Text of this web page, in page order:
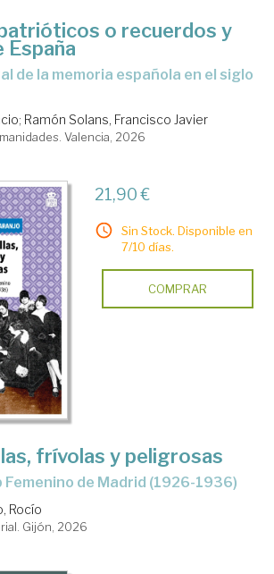
o recuerdos y
España
; Ramón Solans, Francisco Javier
Valencia, 2026
21,90 €
Sin Stock. Disponible en
7/10 días.
COMPRAR
frívolas y peligrosas
Femenino de Madrid (1926-1936)
Rocío
Gijón, 2026